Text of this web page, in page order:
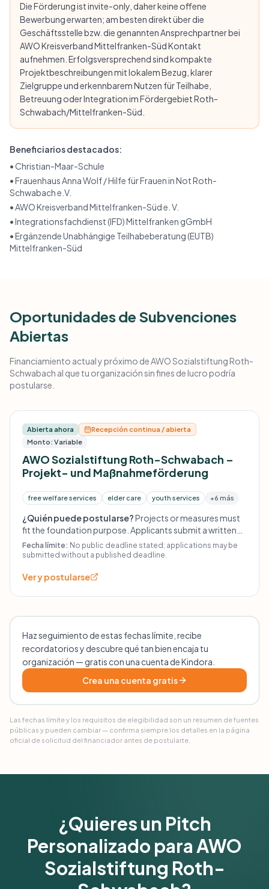
Die Förderung ist invite-only, daher keine offene
Bewerbung erwarten; am besten direkt über die
Geschäftsstelle bzw. die genannten Ansprechpartner bei
AWO Kreisverband Mittelfranken-Süd Kontakt
aufnehmen. Erfolgsversprechend sind kompakte
Projektbeschreibungen mit lokalem Bezug, klarer
Zielgruppe und erkennbarem Nutzen für Teilhabe,
Betreuung oder Integration im Fördergebiet Roth-
Schwabach/Mittelfranken-Süd.
Beneficiarios destacados:
•Christian-Maar-Schule
•Frauenhaus Anna Wolf / Hilfe für Frauen in Not Roth-
Schwabach e.V.
•AWO Kreisverband Mittelfranken-Süd e. V.
•Integrationsfachdienst (IFD) Mittelfranken gGmbH
•Ergänzende Unabhängige Teilhabeberatung (EUTB)
Mittelfranken-Süd
Oportunidades de Subvenciones
Abiertas
Financiamiento actual y próximo de AWO Sozialstiftung Roth-
Schwabach al que tu organización sin fines de lucro podría
postularse.
Abierta ahora
Recepción continua / abierta
Monto: Variable
AWO Sozialstiftung Roth-Schwabach –
Projekt- und Maßnahmeförderung
free welfare services elder care youth services +6 más
¿Quién puede postularse?Projects or measures must
fit the foundation purpose. Applicants submit a written
request including a short description of the project or
concern. The foundation council decides on funding.
Fecha límite: No public deadline stated; applications may be
submitted without a published deadline.
Ver y postularse
Haz seguimiento de estas fechas límite, recibe
recordatorios y descubre qué tan bien encaja tu
organización — gratis con una cuenta de Kindora.
Crea una cuenta gratis
Las fechas límite y los requisitos de elegibilidad son un resumen de fuentes
públicas y pueden cambiar — confirma siempre los detalles en la página
oficial de solicitud del financiador antes de postularte.
¿Quieres un Pitch
Personalizado para AWO
Sozialstiftung Roth-